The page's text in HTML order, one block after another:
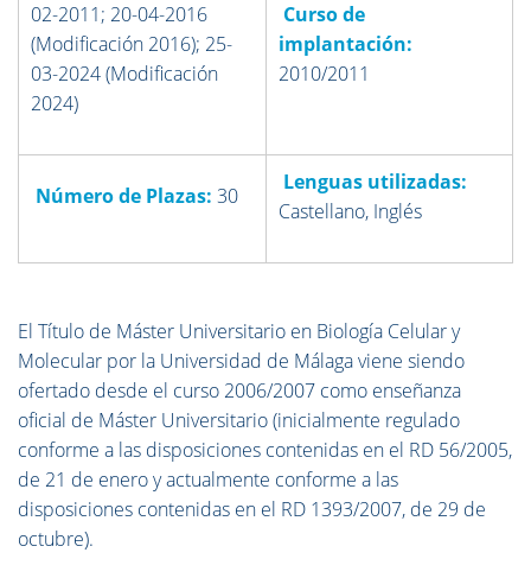
02-2011; 20-04-2016
(Modificación 2016); 25-
03-2024 (Modificación
2024)
Curso de
implantación:
2010/2011
Número de Plazas: 30
Lenguas utilizadas:
Castellano, Inglés
El Título de Máster Universitario en Biología Celular y
Molecular por la Universidad de Málaga viene siendo
ofertado desde el curso 2006/2007 como enseñanza
oficial de Máster Universitario (inicialmente regulado
conforme a las disposiciones contenidas en el RD 56/2005,
de 21 de enero y actualmente conforme a las
disposiciones contenidas en el RD 1393/2007, de 29 de
octubre).